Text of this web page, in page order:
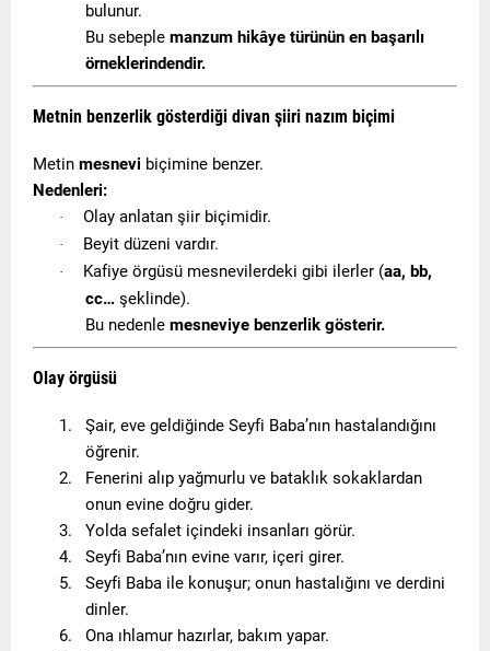
bulunur.
Bu sebeple manzum hikâye türünün en başarılı
örneklerindendir.
Metnin benzerlik gösterdiği divan şiiri nazım biçimi
Metin mesnevi biçimine benzer.
Nedenleri:
· Olay anlatan şiir biçimidir.
· Beyit düzeni vardır.
· Kafiye örgüsü mesnevilerdeki gibi ilerler (aa, bb,
cc… şeklinde).
Bu nedenle mesneviye benzerlik gösterir.
Olay örgüsü
1.
Şair, eve geldiğinde Seyfi Baba’nın hastalandığını
öğrenir.
2.
Fenerini alıp yağmurlu ve bataklık sokaklardan
onun evine doğru gider.
3.
Yolda sefalet içindeki insanları görür.
4.
Seyfi Baba’nın evine varır, içeri girer.
5.
Seyfi Baba ile konuşur; onun hastalığını ve derdini
dinler.
6.
Ona ıhlamur hazırlar, bakım yapar.